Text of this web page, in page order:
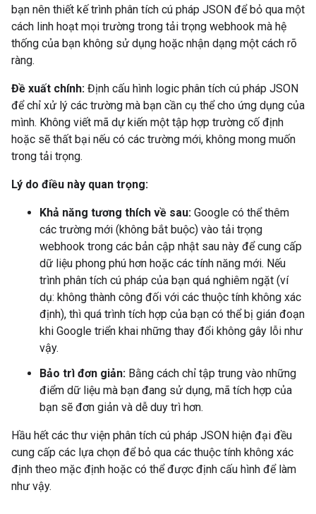
bạn nên thiết kế trình phân tích cú pháp JSON để bỏ qua một
cách linh hoạt mọi trường trong tải trọng webhook mà hệ
thống của bạn không sử dụng hoặc nhận dạng một cách rõ
ràng.
Đề xuất chính: Định cấu hình logic phân tích cú pháp JSON
để chỉ xử lý các trường mà bạn cần cụ thể cho ứng dụng của
mình. Không viết mã dự kiến một tập hợp trường cố định
hoặc sẽ thất bại nếu có các trường mới, không mong muốn
trong tải trọng.
Lý do điều này quan trọng:
Khả năng tương thích về sau: Google có thể thêm
các trường mới (không bắt buộc) vào tải trọng
webhook trong các bản cập nhật sau này để cung cấp
dữ liệu phong phú hơn hoặc các tính năng mới. Nếu
trình phân tích cú pháp của bạn quá nghiêm ngặt (ví
dụ: không thành công đối với các thuộc tính không xác
định), thì quá trình tích hợp của bạn có thể bị gián đoạn
khi Google triển khai những thay đổi không gây lỗi như
vậy.
Bảo trì đơn giản: Bằng cách chỉ tập trung vào những
điểm dữ liệu mà bạn đang sử dụng, mã tích hợp của
bạn sẽ đơn giản và dễ duy trì hơn.
Hầu hết các thư viện phân tích cú pháp JSON hiện đại đều
cung cấp các lựa chọn để bỏ qua các thuộc tính không xác
định theo mặc định hoặc có thể được định cấu hình để làm
như vậy.